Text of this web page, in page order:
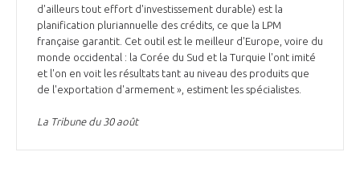
d'ailleurs tout effort d'investissement durable) est la
planification pluriannuelle des crédits, ce que la LPM
française garantit. Cet outil est le meilleur d'Europe, voire du
monde occidental : la Corée du Sud et la Turquie l'ont imité
et l'on en voit les résultats tant au niveau des produits que
de l'exportation d'armement », estiment les spécialistes.
La Tribune du 30 août